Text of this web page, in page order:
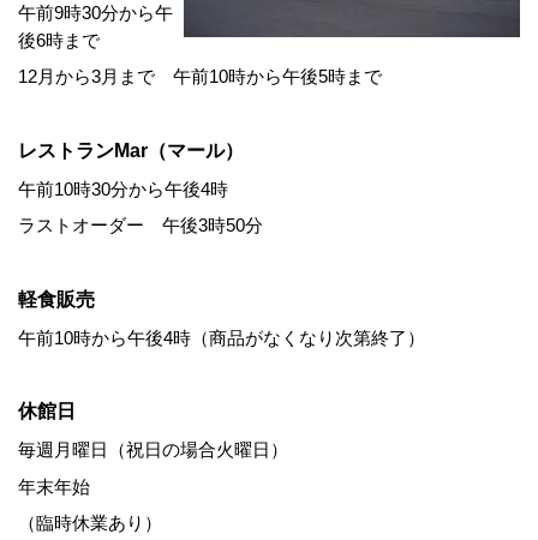
午前9時30分から午
後6時まで
12月から3月まで 午前10時から午後5時まで
レストランMar（マール）
午前10時30分から午後4時
ラストオーダー 午後3時50分
軽食販売
午前10時から午後4時（商品がなくなり次第終了）
休館日
毎週月曜日（祝日の場合火曜日）
年末年始
（臨時休業あり）